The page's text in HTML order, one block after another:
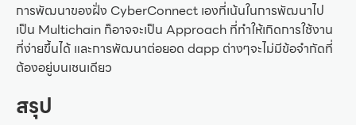
การพัฒนาของฝั่ง CyberConnect เองที่เน้นในการพัฒนาไป
เป็น Multichain ก็อาจจะเป็น Approach ที่ทำให้เกิดการใช้งาน
ที่ง่ายขึ้นได้ และการพัฒนาต่อยอด dapp ต่างๆจะไม่มีข้อจำกัดที่
ต้องอยู่บนเชนเดียว
สรุป